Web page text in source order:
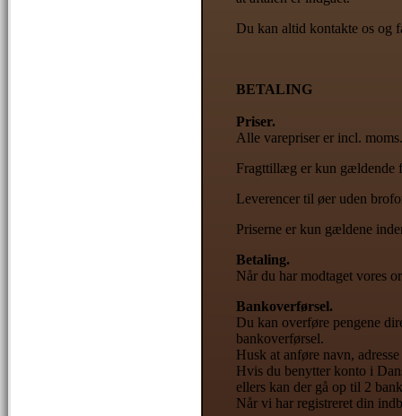
Du kan altid kontakte os og
BETALING
Priser.
Alle varepriser er incl.
Fragttillæg er kun gældende
Leverencer til øer uden
Priserne er kun gældene
Betaling.
Når du har modtaget vores
Bankoverførsel.
Du kan overføre pengene
bankoverførsel.
Husk at anføre navn,
Hvis du benytter konto i
ellers kan der gå op til 2
Når vi har registreret din